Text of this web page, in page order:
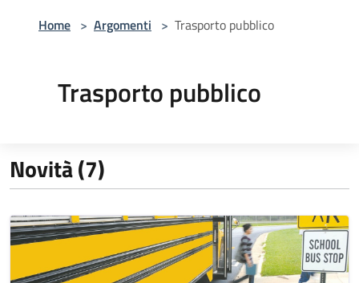
Home > Argomenti > Trasporto pubblico
Trasporto pubblico
Novità (7)